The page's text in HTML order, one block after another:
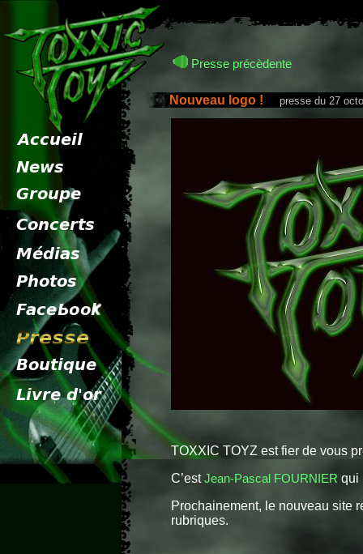
Presse précèdente
Nouveau logo ! presse du 27
TOXXIC TOYZ est fier de vous
C’estJean-Pascal FOURNIER qui
Prochainement, le nouveau site
rubriques.